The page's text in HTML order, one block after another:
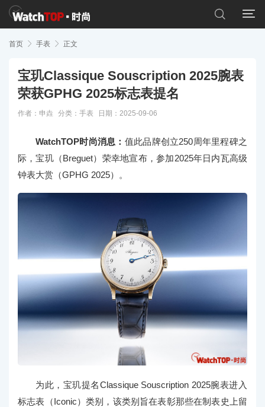


首页  手表  正文
宝玑Classique Souscription 2025腕表
荣获GPHG 2025标志表提名
作者：申垚 分类： 手表 日期：2025-09-06
WatchTOP时尚消息： 值此品牌创立250周年里程碑之
际，宝玑（Breguet）荣幸地宣布，参加2025年日内瓦高级
钟表大赏（GPHG 2025）。
为此，宝玑提名Classique Souscription 2025腕表进入
标志表（Iconic）类别，该类别旨在表彰那些在制表史上留